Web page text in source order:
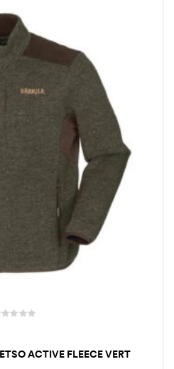
ACTIVE FLEECE VERT